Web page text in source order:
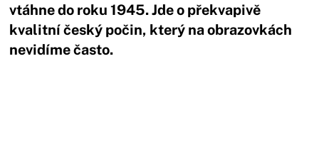
vtáhne do roku 1945. Jde o překvapivě
kvalitní český počin, který na obrazovkách
nevidíme často.